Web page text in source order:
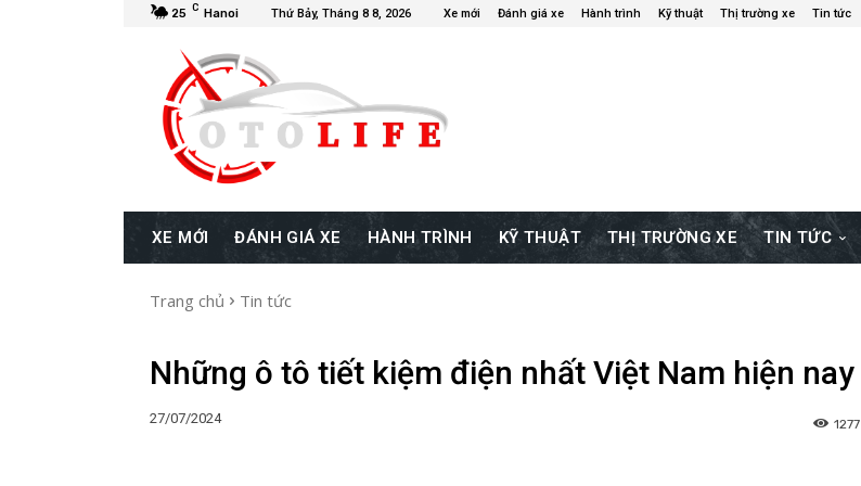
25 C Hanoi Thứ Bảy, Tháng 8 8, 2026 Xe mới Đánh giá xe Hành trình Kỹ thuật Thị trường xe Tin tức
XE MỚI ĐÁNH GIÁ XE HÀNH TRÌNH KỸ THUẬT THỊ TRƯỜNG XE TIN TỨC
Trang chủ Tin tức
Những ô tô tiết kiệm điện nhất Việt Nam hiện nay
27/07/2024 1277